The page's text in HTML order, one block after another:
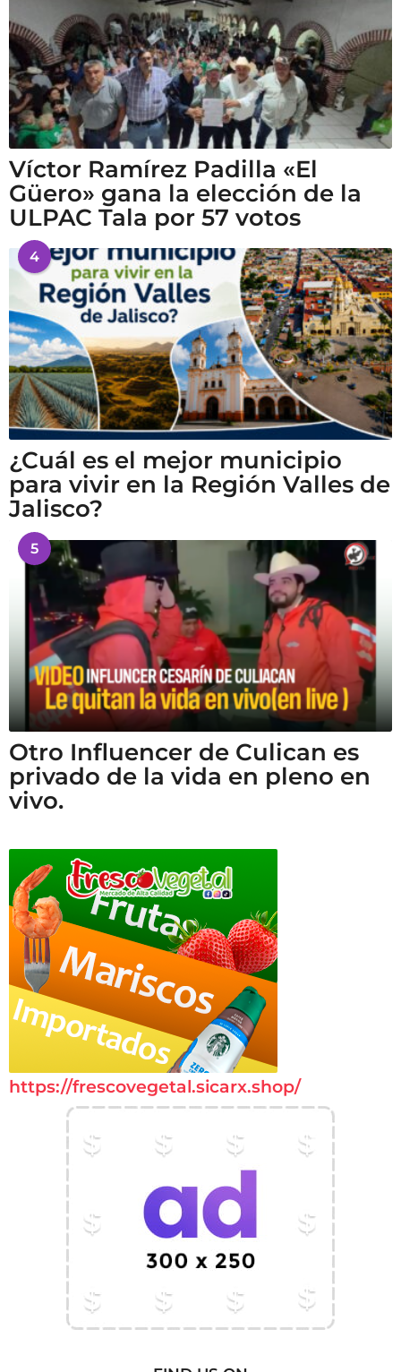
Víctor Ramírez Padilla «El
Güero» gana la elección de la
ULPAC Tala por 57 votos
4
¿Cuál es el mejor municipio
para vivir en la Región Valles de
Jalisco?
5
Otro Influencer de Culican es
privado de la vida en pleno en
vivo.
https://frescovegetal.sicarx.shop/